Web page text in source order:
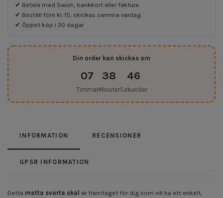
✔ Betala med Swish, bankkort eller faktura
✔ Beställ före kl. 15, skickas samma vardag
✔ Öppet köp i 30 dagar
Din order kan skickas om
07
Timmar
38
Minuter
46
Sekunder
INFORMATION RECENSIONER
GPSR INFORMATION
Detta matta svarta skal är framtaget för dig som vill ha ett enkelt,